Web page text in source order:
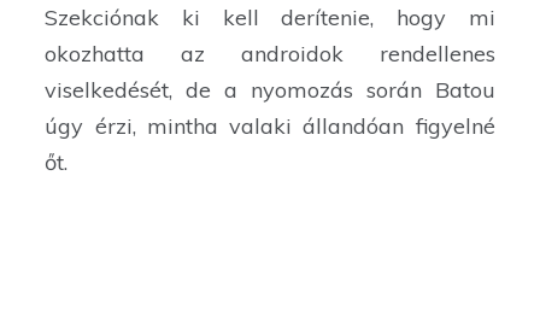
Szekciónak ki kell derítenie, hogy mi
okozhatta az androidok rendellenes
viselkedését, de a nyomozás során Batou
úgy érzi, mintha valaki állandóan figyelné
őt.